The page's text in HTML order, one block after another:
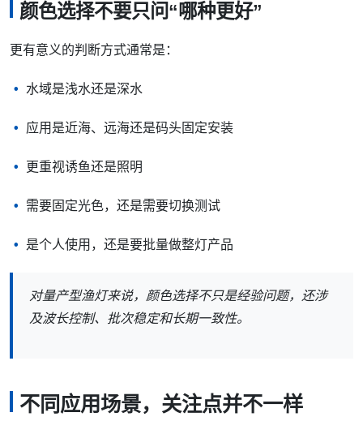
颜色选择不要只问“哪种更好”
更有意义的判断方式通常是：
水域是浅水还是深水
应用是近海、远海还是码头固定安装
更重视诱鱼还是照明
需要固定光色，还是需要切换测试
是个人使用，还是要批量做整灯产品
对量产型渔灯来说，颜色选择不只是经验问题，还涉
及波长控制、批次稳定和长期一致性。
不同应用场景，关注点并不一样